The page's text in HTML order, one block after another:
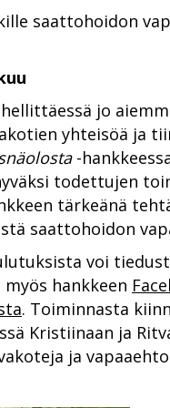
saattohoidon
jo
yhteisöä ja
-
todettujen
tärkeänä
saattohoidon
voi
hankkeen
. Toiminnasta
Kristiinaan ja
ja